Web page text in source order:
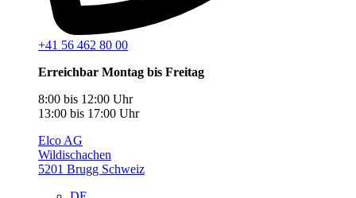
+41 56 462 80 00
Erreichbar Montag bis Freitag
8:00 bis 12:00 Uhr
13:00 bis 17:00 Uhr
Elco AG
Wildischachen
5201 Brugg Schweiz